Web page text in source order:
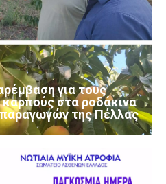
για τους
στα ροδάκινα
παραγωγών της Πέλλας